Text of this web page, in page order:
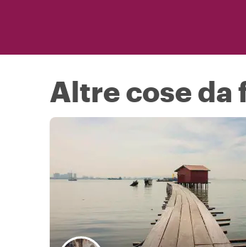
Altre cose da